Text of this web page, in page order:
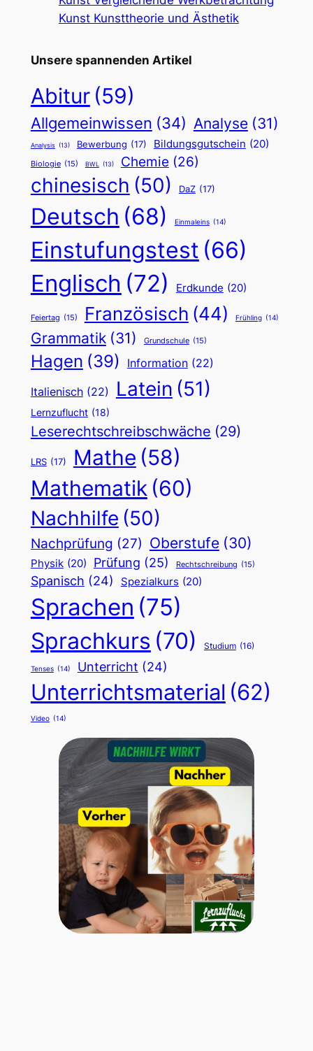
Kunst Kunsttheorie und Ästhetik
Unsere spannenden Artikel
Abitur (59)
Allgemeinwissen (34) Analyse (31)
Analysis (13) Bewerbung (17) Bildungsgutschein (20)
Biologie (15) BWL (13) Chemie (26)
chinesisch (50) DaZ (17)
Deutsch (68) Einmaleins (14)
Einstufungstest (66)
Englisch (72) Erdkunde (20)
Feiertag (15) Französisch (44) Frühling (14)
Grammatik (31) Grundschule (15)
Hagen (39) Information (22)
Italienisch (22) Latein (51)
Lernzuflucht (18)
Leserechtschreibschwäche (29)
LRS (17) Mathe (58)
Mathematik (60)
Nachhilfe (50)
Nachprüfung (27) Oberstufe (30)
Physik (20) Prüfung (25) Rechtschreibung (15)
Spanisch (24) Spezialkurs (20)
Sprachen (75)
Sprachkurs (70) Studium (16)
Tenses (14) Unterricht (24)
Unterrichtsmaterial (62)
Video (14)